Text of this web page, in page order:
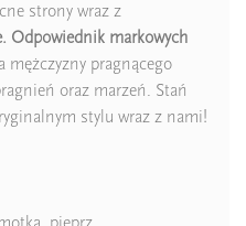
strony wraz z
Odpowiednik markowych
mężczyzny pragnącego
oraz marzeń. Stań
stylu wraz z nami!